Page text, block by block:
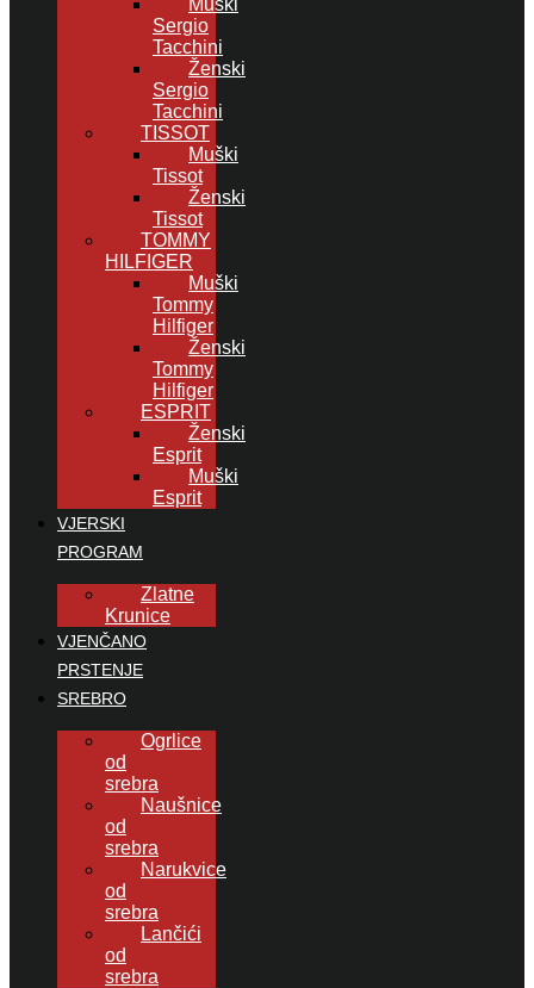
Muški
Sergio
Tacchini
Ženski
Sergio
Tacchini
TISSOT
Muški
Tissot
Ženski
Tissot
TOMMY
HILFIGER
Muški
Tommy
Hilfiger
Ženski
Tommy
Hilfiger
ESPRIT
Ženski
Esprit
Muški
Esprit
VJERSKI
PROGRAM
Zlatne
Krunice
VJENČANO
PRSTENJE
SREBRO
Ogrlice
od
srebra
Naušnice
od
srebra
Narukvice
od
srebra
Lančići
od
srebra